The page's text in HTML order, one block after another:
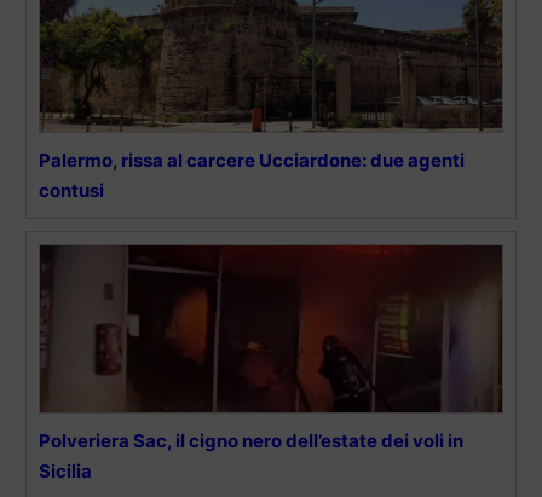
Palermo, rissa al carcere Ucciardone: due agenti
contusi
Polveriera Sac, il cigno nero dell’estate dei voli in
Sicilia